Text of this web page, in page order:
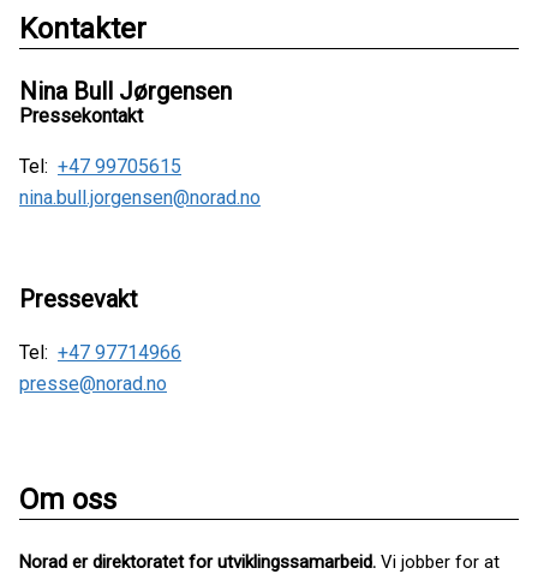
Kontakter
Nina Bull Jørgensen
Pressekontakt
Tel: +47 99705615
nina.bull.jorgensen@norad.no
Pressevakt
Tel: +47 97714966
presse@norad.no
Om oss
Norad er direktoratet for utviklingssamarbeid. Vi jobber for at